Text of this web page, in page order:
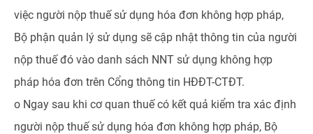
việc người nộp thuế sử dụng hóa đơn không hợp pháp,
Bộ phận quản lý sử dụng sẽ cập nhật thông tin của người
nộp thuế đó vào danh sách NNT sử dụng không hợp
pháp hóa đơn trên Cổng thông tin HĐĐT-CTĐT.
o Ngay sau khi cơ quan thuế có kết quả kiểm tra xác định
người nộp thuế sử dụng hóa đơn không hợp pháp, Bộ